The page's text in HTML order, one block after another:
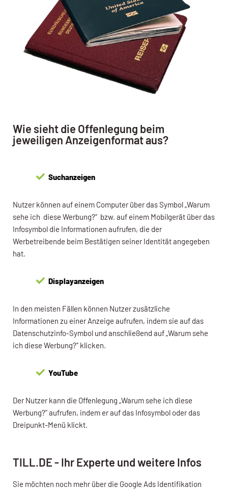
Wie sieht die Offenlegung beim
jeweiligen Anzeigenformat aus?
Suchanzeigen
Nutzer können auf einem Computer über das Symbol „Warum
sehe ich diese Werbung?“ bzw. auf einem Mobilgerät über das
Infosymbol die Informationen aufrufen, die der
Werbetreibende beim Bestätigen seiner Identität angegeben
hat.
Displayanzeigen
In den meisten Fällen können Nutzer zusätzliche
Informationen zu einer Anzeige aufrufen, indem sie auf das
Datenschutzinfo-Symbol und anschließend auf „Warum sehe
ich diese Werbung?” klicken.
YouTube
Der Nutzer kann die Offenlegung „Warum sehe ich diese
Werbung?” aufrufen, indem er auf das Infosymbol oder das
Dreipunkt-Menü klickt.
TILL.DE - Ihr Experte und weitere Infos
Sie möchten noch mehr über die Google Ads Identifikation